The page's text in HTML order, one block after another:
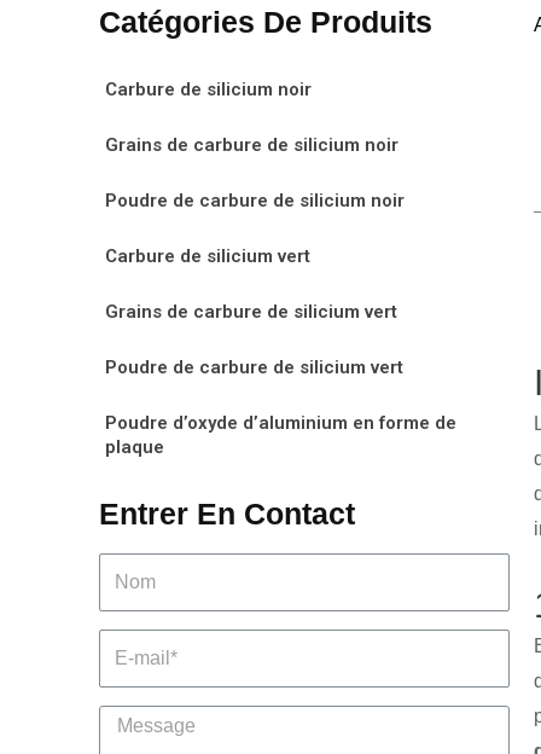
Catégories De Produits
Carbure de silicium noir
Grains de carbure de silicium noir
Poudre de carbure de silicium noir
Carbure de silicium vert
Grains de carbure de silicium vert
Poudre de carbure de silicium vert
Poudre d’oxyde d’aluminium en forme de
plaque
Entrer En Contact